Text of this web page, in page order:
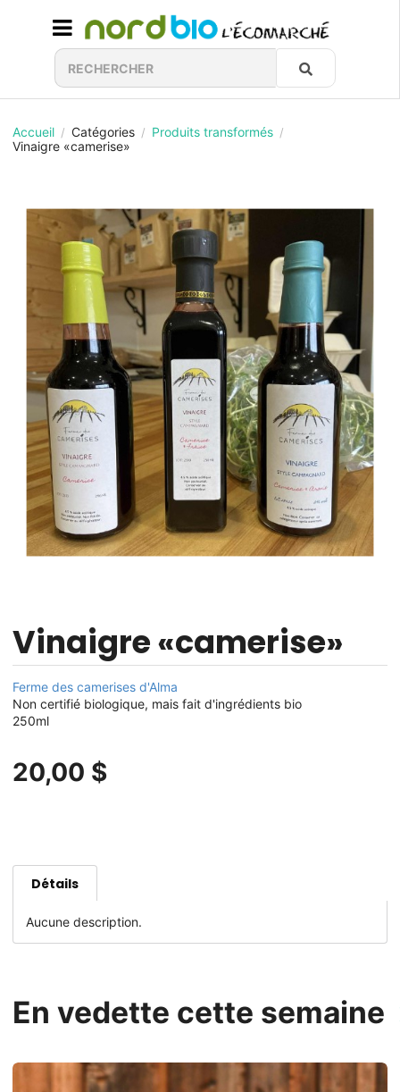
Accueil / Catégories / Produits transformés /
Vinaigre «camerise»
Vinaigre «camerise»
Ferme des camerises d'Alma
Non certifié biologique, mais fait d'ingrédients bio
250ml
20,00 $
Détails
Aucune description.
En vedette cette semaine